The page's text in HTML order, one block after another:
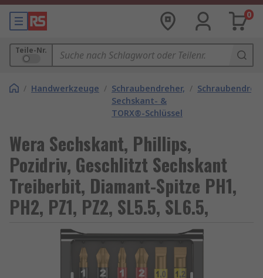
0
Teile-Nr.
/ Handwerkzeuge / Schraubendreher,
Sechskant- &
TORX®-Schlüssel
/
Wera Sechskant, Phillips,
Pozidriv, Geschlitzt Sechskant
Treiberbit, Diamant-Spitze PH1,
PH2, PZ1, PZ2, SL5.5, SL6.5,